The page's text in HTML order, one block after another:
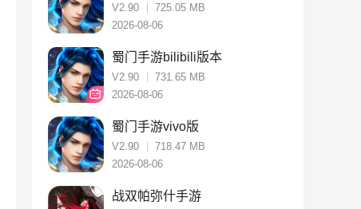
V2.90
725.05 MB
2026-08-06
蜀门手游bilibili版本
V2.90
731.65 MB
2026-08-06
蜀门手游vivo版
V2.90
718.47 MB
2026-08-06
战双帕弥什手游